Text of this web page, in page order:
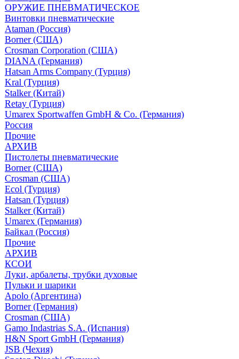
ОРУЖИЕ ПНЕВМАТИЧЕСКОЕ
Винтовки пневматические
Ataman (Россия)
Borner (США)
Crosman Corporation (США)
DIANA (Германия)
Hatsan Arms Company (Турция)
Kral (Турция)
Stalker (Китай)
Retay (Турция)
Umarex Sportwaffen GmbH & Co. (Германия)
Россия
Прочие
АРХИВ
Пистолеты пневматические
Borner (США)
Crosman (США)
Ecol (Турция)
Hatsan (Турция)
Stalker (Китай)
Umarex (Германия)
Байкал (Россия)
Прочие
АРХИВ
КСОИ
Луки, арбалеты, трубки духовые
Пульки и шарики
Apolo (Аргентина)
Borner (Германия)
Crosman (США)
Gamo Indastrias S.A. (Испания)
H&N Sport GmbH (Германия)
JSB (Чехия)